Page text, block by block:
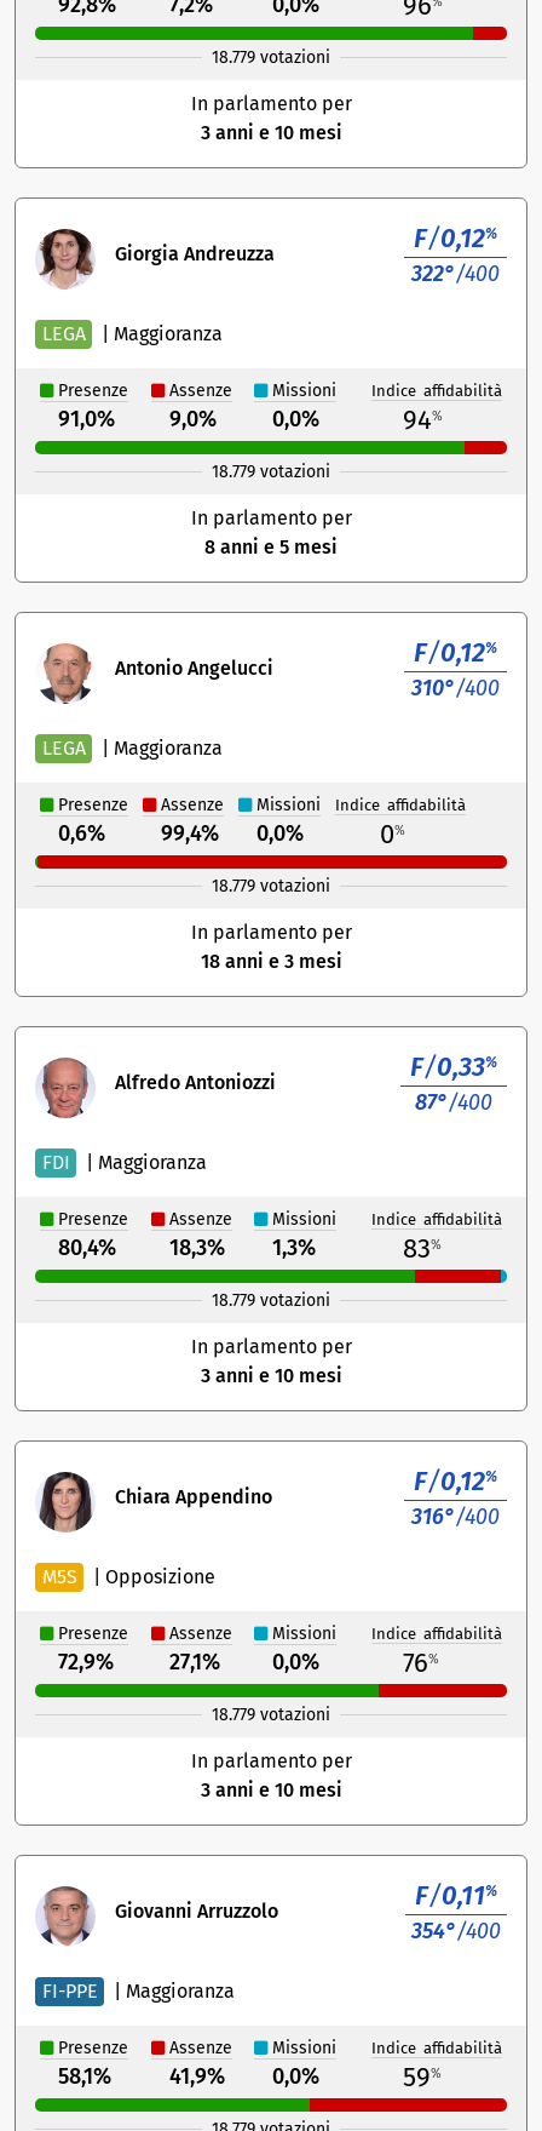
18.779 votazioni
In parlamento per
3 anni e 10 mesi
Giorgia Andreuzza F/0,12%
322°/400
LEGA Maggioranza
Presenze Assenze Missioni Indice affidabilità
91,0% 9,0% 0,0% 94%
18.779 votazioni
In parlamento per
8 anni e 5 mesi
Antonio Angelucci F/0,12%
310°/400
LEGA Maggioranza
Presenze Assenze Missioni Indice affidabilità
0,6% 99,4% 0,0% 0%
18.779 votazioni
In parlamento per
18 anni e 3 mesi
Alfredo Antoniozzi F/0,33%
87°/400
FDI Maggioranza
Presenze Assenze Missioni Indice affidabilità
80,4% 18,3% 1,3% 83%
18.779 votazioni
In parlamento per
3 anni e 10 mesi
Chiara Appendino F/0,12%
316°/400
M5S |Opposizione
Presenze Assenze Missioni Indice affidabilità
72,9% 27,1% 0,0% 76%
18.779 votazioni
In parlamento per
3 anni e 10 mesi
Giovanni Arruzzolo F/0,11%
354°/400
FI-PPE Maggioranza
Presenze Assenze Missioni Indice affidabilità
58,1% 41,9% 0,0% 59%